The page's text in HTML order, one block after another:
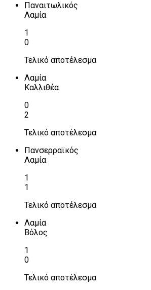
Παναιτωλικός
Λαμία
1
0
Τελικό αποτέλεσμα
Λαμία
Καλλιθέα
0
2
Τελικό αποτέλεσμα
Πανσερραϊκός
Λαμία
1
1
Τελικό αποτέλεσμα
Λαμία
Βόλος
1
0
Τελικό αποτέλεσμα